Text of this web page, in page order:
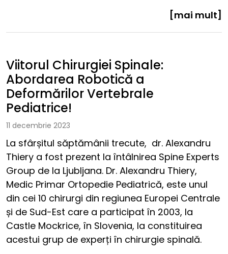
[mai mult]
Viitorul Chirurgiei Spinale:
Abordarea Robotică a
Deformărilor Vertebrale
Pediatrice!
11 decembrie 2023
La sfârșitul săptămânii trecute, dr. Alexandru
Thiery a fost prezent la întâlnirea Spine Experts
Group de la Ljubljana. Dr. Alexandru Thiery,
Medic Primar Ortopedie Pediatrică, este unul
din cei 10 chirurgi din regiunea Europei Centrale
și de Sud-Est care a participat în 2003, la
Castle Mockrice, în Slovenia, la constituirea
acestui grup de experți în chirurgie spinală.